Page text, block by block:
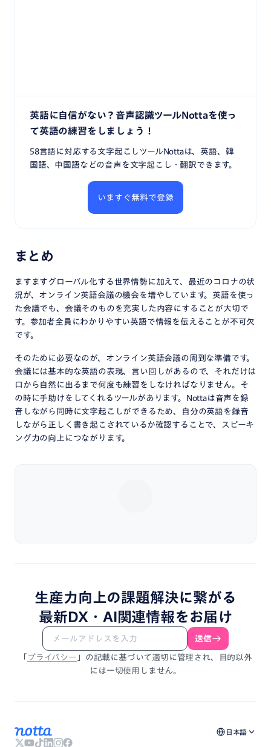
英語に自信がない？音声認識ツールNottaを使っ
て英語の練習をしましょう！
58言語に対応する文字起こしツールNottaは、英語、韓
国語、中国語などの音声を文字起こし・翻訳できます。
いますぐ無料で登録
まとめ
ますますグローバル化する世界情勢に加えて、最近のコロナの状
況が、オンライン英語会議の機会を増やしています。英語を使っ
た会議でも、会議そのものを充実した内容にすることが大切で
す。参加者全員にわかりやすい英語で情報を伝えることが不可欠
です。
そのために必要なのが、オンライン英語会議の周到な準備です。
会議には基本的な英語の表現、言い回しがあるので、それだけは
口から自然に出るまで何度も練習をしなければなりません。そ
の時に手助けをしてくれるツールがあります。Nottaは音声を録
音しながら同時に文字起こしができるため、自分の英語を録音
しながら正しく書き起こされているか確認することで、スピーキ
ング力の向上につながります。
生産力向上の課題解決に繋がる
最新DX・ AI関連情報を お届け
送信
「 プライバシー 」 の記載に基づいて適切に管理され、
目的以外
には一切使用しません。
日本語